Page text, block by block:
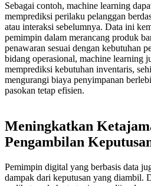
Sebagai contoh, machine learning
memprediksi perilaku pelanggan
atau interaksi sebelumnya. Data ini
pemimpin dalam merancang produk
penawaran sesuai dengan kebutuhan
bidang operasional, machine learning
memprediksi kebutuhan inventaris,
mengurangi biaya penyimpanan
pasokan tetap efisien.
Meningkatkan
Pengambilan
Pemimpin digital yang berbasis data
dampak dari keputusan yang diambil.